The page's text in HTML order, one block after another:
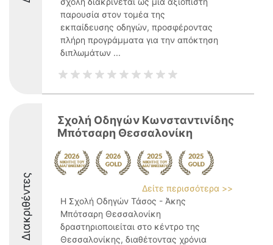
παρουσία στον τομέα της
εκπαίδευσης οδηγών, προσφέροντας
πλήρη προγράμματα για την απόκτηση
διπλωμάτων ...
Διακριθέντες
Σχολή Οδηγών Κωνσταντινίδης
Μπότσαρη Θεσσαλονίκη
Δείτε περισσότερα >>
Η Σχολή Οδηγών Τάσος - Άκης
Μπότσαρη Θεσσαλονίκη
δραστηριοποιείται στο κέντρο της
Θεσσαλονίκης, διαθέτοντας χρόνια